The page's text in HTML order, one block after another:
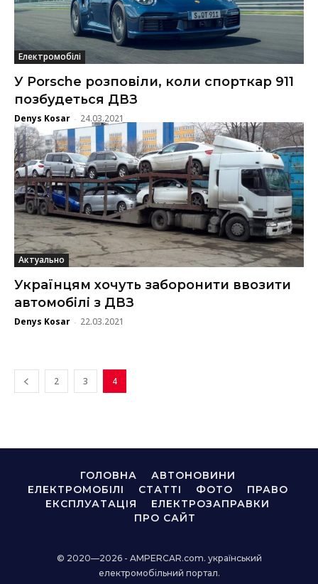
Електромобілі
У Porsche розповіли, коли спорткар 911
позбудеться ДВЗ
Denys Kosar - 24.03.2021
Актуально
Українцям хочуть заборонити ввозити
автомобілі з ДВЗ
Denys Kosar - 22.03.2021
2 3 4
ГОЛОВНА
АВТОНОВИНИ
ЕЛЕКТРОМОБІЛІ
СТАТТІ ФОТО
ПРАВО
ЕКСПЛУАТАЦІЯ
ЕЛЕКТРОЗАПРАВКИ
ПРО САЙТ
© 2020—2026 - AMPERCAR.com. український
електромобільний портал.